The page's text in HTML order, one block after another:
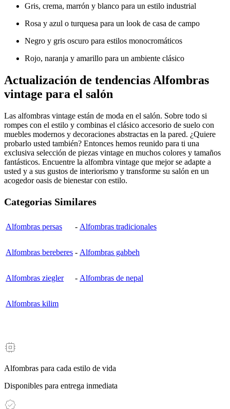
Gris, crema, marrón y blanco para un estilo industrial
Rosa y azul o turquesa para un look de casa de campo
Negro y gris oscuro para estilos monocromáticos
Rojo, naranja y amarillo para un ambiente clásico
Actualización de tendencias Alfombras
vintage para el salón
Las alfombras vintage están de moda en el salón. Sobre todo si
rompes con el estilo y combinas el clásico accesorio de suelo con
muebles modernos y decoraciones abstractas en la pared. ¿Quiere
probarlo usted también? Entonces hemos reunido para ti una
exclusiva selección de piezas vintage en muchos colores y tamaños
fantásticos. Encuentre la alfombra vintage que mejor se adapte a
usted y a sus gustos de interiorismo y transforme su salón en un
acogedor oasis de bienestar con estilo.
Categorias Similares
Alfombras persas - Alfombras tradicionales
Alfombras bereberes - Alfombras gabbeh
Alfombras ziegler - Alfombras de nepal
Alfombras kilim
Alfombras para cada estilo de vida
Disponibles para entrega inmediata